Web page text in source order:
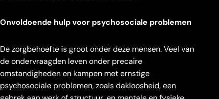
Onvoldoende hulp voor psychosociale problemen
De zorgbehoefte is groot onder deze mensen. Veel van
de ondervraagden leven onder precaire
omstandigheden en kampen met ernstige
psychosociale problemen, zoals dakloosheid, een